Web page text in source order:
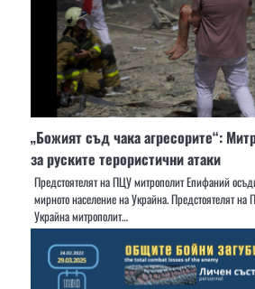
„Божият съд чака агресорите“:
за руските терористични атаки
Предстоятелят на ПЦУ митрополит Епифаний
мирното население на Украйна. Предстоятелят на
Украйна митрополит…